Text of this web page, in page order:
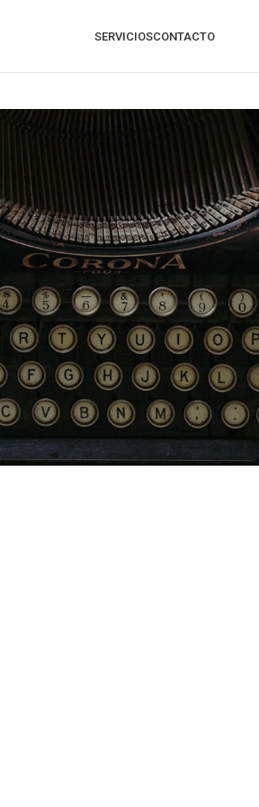
SERVICIOSCONTACTO